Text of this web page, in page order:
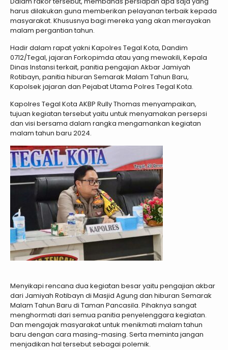
harus dilakukan guna memberikan pelayanan terbaik kepada
masyarakat. Khususnya bagi mereka yang akan merayakan
malam pergantian tahun.
Hadir dalam rapat yakni Kapolres Tegal Kota, Dandim
0712/Tegal, jajaran Forkopimda atau yang mewakili, Kepala
Dinas Instansi terkait, panitia pengajian Akbar Jamiyah
Rotibayn, panitia hiburan Semarak Malam Tahun Baru,
Kapolsek jajaran dan Pejabat Utama Polres Tegal Kota.
Kapolres Tegal Kota AKBP Rully Thomas menyampaikan,
tujuan kegiatan tersebut yaitu untuk menyamakan persepsi
dan visi bersama dalam rangka mengamankan kegiatan
malam tahun baru 2024.
Menyikapi rencana dua kegiatan besar yaitu pengajian akbar
dari Jamiyah Rotibayn di Masjid Agung dan hiburan Semarak
Malam Tahun Baru di Taman Pancasila. Pihaknya sangat
menghormati dari semua panitia penyelenggara kegiatan.
Dan mengajak masyarakat untuk menikmati malam tahun
baru dengan cara masing-masing. Serta meminta jangan
menjadikan hal tersebut sebagai polemik.